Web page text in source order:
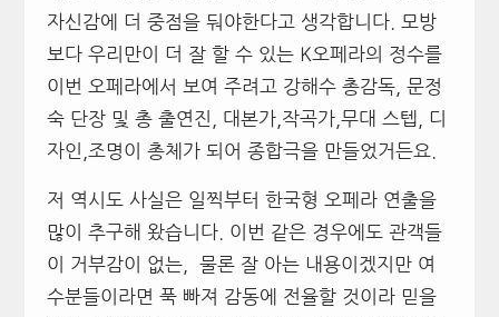
자신감에 더 중점을 둬야한다고 생각합니다. 모방
보다 우리만이 더 잘 할 수 있는 K오페라의 정수를
이번 오페라에서 보여 주려고 강해수 총감독, 문정
숙 단장 및 총 출연진, 대본가,작곡가,무대 스텝, 디
자인,조명이 총체가 되어 종합극을 만들었거든요.
저 역시도 사실은 일찍부터 한국형 오페라 연출을
많이 추구해 왔습니다. 이번 같은 경우에도 관객들
이 거부감이 없는, 물론 잘 아는 내용이겠지만 여
수분들이라면 푹 빠져 감동에 전율할 것이라 믿을